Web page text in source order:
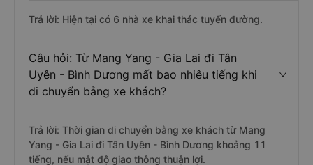
Trả lời: Hiện tại có 6 nhà xe khai thác tuyến đường.
Câu hỏi: Từ Mang Yang - Gia Lai đi Tân
Uyên - Bình Dương mất bao nhiêu tiếng khi
di chuyển bằng xe khách?
Trả lời: Thời gian di chuyển bằng xe khách từ Mang
Yang - Gia Lai đi Tân Uyên - Bình Dương khoảng 11
tiếng, nếu mật độ giao thông thuận lợi.